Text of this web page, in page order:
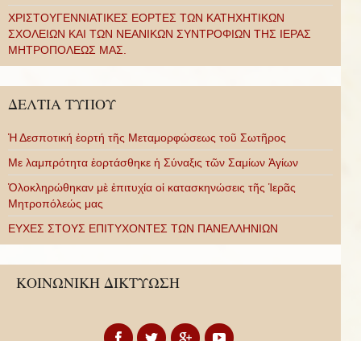
ΧΡΙΣΤΟΥΓΕΝΝΙΑΤΙΚΕΣ ΕΟΡΤΕΣ ΤΩΝ ΚΑΤΗΧΗΤΙΚΩΝ
ΣΧΟΛΕΙΩΝ ΚΑΙ ΤΩΝ ΝΕΑΝΙΚΩΝ ΣΥΝΤΡΟΦΙΩΝ ΤΗΣ ΙΕΡΑΣ
ΜΗΤΡΟΠΟΛΕΩΣ ΜΑΣ.
ΔΕΛΤΙΑ ΤΥΠΟΥ
Ἡ Δεσποτική ἑορτή τῆς Μεταμορφώσεως τοῦ Σωτῆρος
Με λαμπρότητα ἑορτάσθηκε ἡ Σύναξις τῶν Σαμίων Ἁγίων
Ὁλοκληρώθηκαν μὲ ἐπιτυχία οἱ κατασκηνώσεις τῆς Ἱερᾶς
Μητροπόλεώς μας
ΕΥΧΕΣ ΣΤΟΥΣ ΕΠΙΤΥΧΟΝΤΕΣ ΤΩΝ ΠΑΝΕΛΛΗΝΙΩΝ
ΚΟΙΝΩΝΙΚΗ ΔΙΚΤΥΩΣΗ